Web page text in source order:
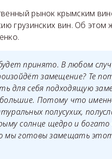
рынок крымским
грузинских вин. Об этом
принято. В любом
замещение? Те
для себя подходящую
Потому что
полусухих,
солнце щедро и богато
мы готовы замещать